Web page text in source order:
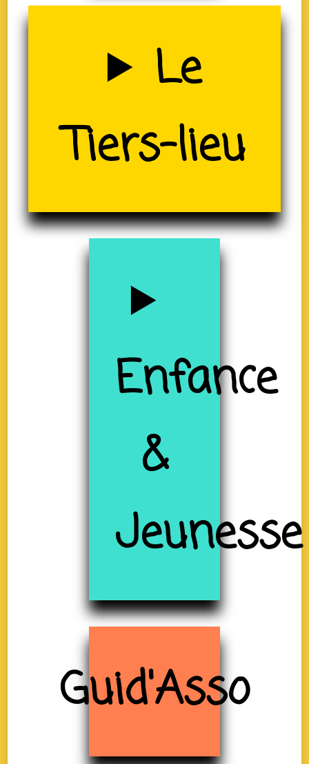
Uzerche
(19)
Le
Tiers-lieu
Enfance
&
Jeunesse
Guid'Asso